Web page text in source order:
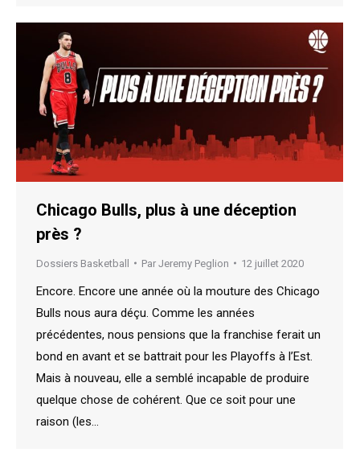
Chicago Bulls, plus à une déception
près ?
Dossiers Basketball Par Jeremy Peglion 12 juillet 2020
Encore. Encore une année où la mouture des Chicago
Bulls nous aura déçu. Comme les années
précédentes, nous pensions que la franchise ferait un
bond en avant et se battrait pour les Playoffs à l’Est.
Mais à nouveau, elle a semblé incapable de produire
quelque chose de cohérent. Que ce soit pour une
raison (les…